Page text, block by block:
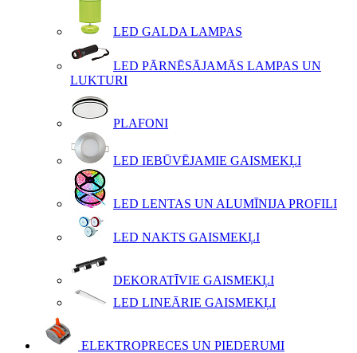
LED GALDA LAMPAS
LED PĀRNĒSĀJAMĀS LAMPAS UN
LUKTURI
PLAFONI
LED IEBŪVĒJAMIE GAISMEKĻI
LED LENTAS UN ALUMĪNIJA PROFILI
LED NAKTS GAISMEKĻI
DEKORATĪVIE GAISMEKĻI
LED LINEĀRIE GAISMEKĻI
ELEKTROPRECES UN PIEDERUMI